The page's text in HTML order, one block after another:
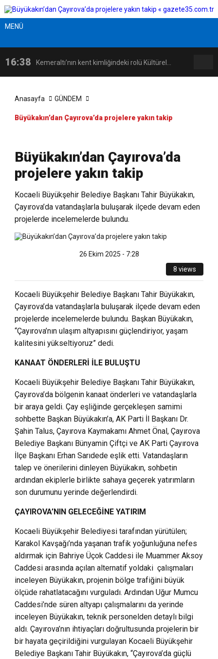
MENÜ
16:38 Kemeraltı’nın kent kimliğindeki rolü Kültürel
Miras Söyleşileri’nde ele alındı
Zübeyde Hanım Sosyal Tesisi açılıyor!
14:18 İzmir, kadınların katılımıyla güçleniyor
17:09 Latife Tekin Manisalı Sanatseverlerle Buluştu
Anasayfa GÜNDEM
Büyükakın’dan Çayırova’da projelere yakın takip
Büyükakın’dan Çayırova’da
projelere yakın takip
Kocaeli Büyükşehir Belediye Başkanı Tahir Büyükakın,
Çayırova’da vatandaşlarla buluşarak ilçede devam eden
projelerde incelemelerde bulundu.
26 Ekim 2025 - 7:28
8 views
Kocaeli Büyükşehir Belediye Başkanı Tahir Büyükakın,
Çayırova’da vatandaşlarla buluşarak ilçede devam eden
projelerde incelemelerde bulundu. Başkan Büyükakın,
“Çayırova’nın ulaşım altyapısını güçlendiriyor, yaşam
kalitesini yükseltiyoruz” dedi.
KANAAT ÖNDERLERİ İLE BULUŞTU
Kocaeli Büyükşehir Belediye Başkanı Tahir Büyükakın,
Çayırova’da bölgenin kanaat önderleri ve vatandaşlarla
bir araya geldi. Çay eşliğinde gerçekleşen samimi
sohbette Başkan Büyükakın’a, AK Parti İl Başkanı Dr.
Şahin Talus, Çayırova Kaymakamı Ahmet Önal, Çayırova
Belediye Başkanı Bünyamin Çiftçi ve AK Parti Çayırova
İlçe Başkanı Erhan Sarıdede eşlik etti. Vatandaşların
talep ve önerilerini dinleyen Büyükakın, sohbetin
ardından ekiplerle birlikte sahaya geçerek yatırımların
son durumunu yerinde değerlendirdi.
ÇAYIROVA’NIN GELECEĞİNE YATIRIM
Kocaeli Büyükşehir Belediyesi tarafından yürütülen;
Karakol Kavşağı’nda yaşanan trafik yoğunluğuna nefes
aldırmak için Bahriye Üçok Caddesi ile Muammer Aksoy
Caddesi arasında açılan alternatif yoldaki çalışmaları
inceleyen Büyükakın, projenin bölge trafiğini büyük
ölçüde rahatlatacağını vurguladı. Ardından Uğur Mumcu
Caddesi’nde süren altyapı çalışmalarını da yerinde
inceleyen Büyükakın, teknik personelden detaylı bilgi
aldı. Çayırova’nın ihtiyaçları doğrultusunda projelerin bir
bir hayata geçirildiğini vurgulayan Kocaeli Büyükşehir
Belediye Başkanı Tahir Büyükakın, “Çayırova’da güçlü